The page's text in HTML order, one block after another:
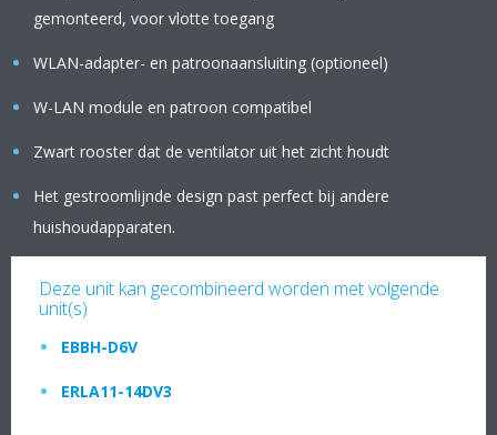
gemonteerd, voor vlotte toegang
WLAN-adapter- en patroonaansluiting (optioneel)
W-LAN module en patroon compatibel
Zwart rooster dat de ventilator uit het zicht houdt
Het gestroomlijnde design past perfect bij andere
huishoudapparaten.
Deze unit kan gecombineerd worden met volgende
unit(s)
EBBH-D6V
ERLA11-14DV3